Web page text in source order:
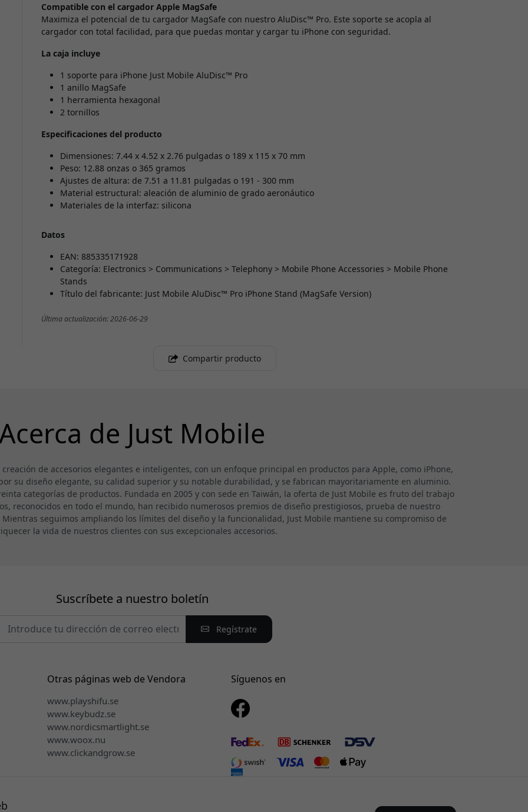
Compatible con el cargador Apple MagSafe
Maximiza el potencial de tu cargador MagSafe con nuestro AluDisc™ Pro. Este soporte se acopla al
cargador con total facilidad, para que puedas montar y cargar tu iPhone con seguridad.
La caja incluye
1 soporte para iPhone Just Mobile AluDisc™ Pro
1 anillo MagSafe
1 herramienta hexagonal
2 tornillos
Especificaciones del producto
Dimensiones: 7.44 x 4.52 x 2.76 pulgadas o 189 x 115 x 70 mm
Peso: 12.88 onzas o 365 gramos
Ajustes de altura: de 7.51 a 11.81 pulgadas o 191 - 300 mm
Material estructural: aleación de aluminio de grado aeronáutico
Materiales de la interfaz: silicona
Datos
EAN: 885335171928
Categoría: Electronics > Communications > Telephony > Mobile Phone Accessories > Mobile Phone
Stands
Título del fabricante: Just Mobile AluDisc™ Pro iPhone Stand (MagSafe Version)
Última actualización: 2026-06-29
Compartir producto
de Just Mobile
de accesorios elegantes e inteligentes, con un enfoque principal en productos para Apple, como iPhone,
su diseño elegante, su calidad superior y su notable durabilidad, y se fabrican mayoritariamente en aluminio.
categorías de productos. Fundada en 2005 y con sede en Taiwán, la oferta de Just Mobile es fruto del trabajo
reconocidos en todo el mundo, han recibido numerosos premios de diseño prestigiosos, prueba de nuestro
seguimos ampliando los límites del diseño y la funcionalidad, Just Mobile mantiene su compromiso de
la vida de nuestros clientes con sus excepcionales accesorios.
Suscríbete a nuestro boletín
Regístrate
Otras páginas web de Vendora
www.playshifu.se
www.keybudz.se
www.nordicsmartlight.se
www.woox.nu
www.clickandgrow.se
Síguenos en